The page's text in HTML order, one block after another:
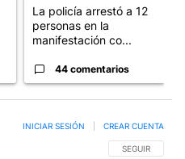
La policía arrestó a 12
personas en la
manifestación co...
44 comentarios
SIGA ESTA
SEGUIR
INICIAR SESIÓN CREAR CUENTA